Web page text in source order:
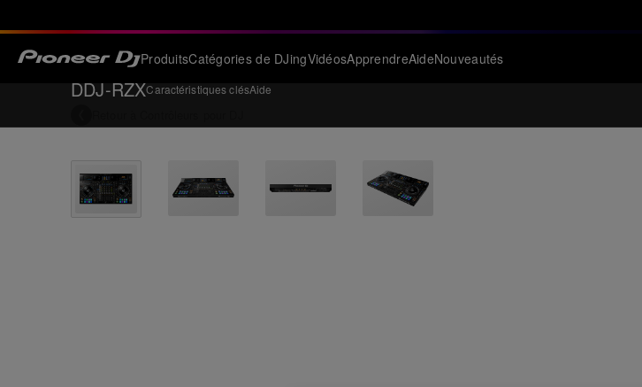
ProduitsCatégories de DJingVidéosApprendreAideNouveautés
DDJ-RZXCaractéristiques clésAide